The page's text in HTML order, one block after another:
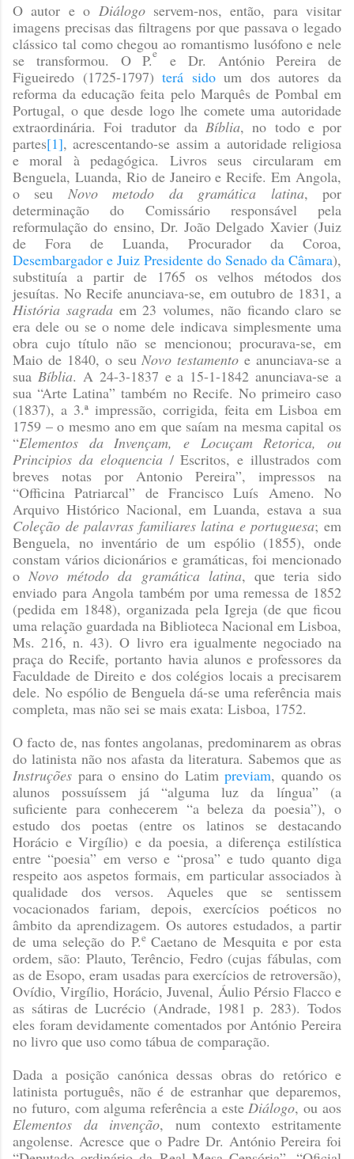
O autor e o Diálogoservem-nos, então, para visitar
imagens precisas das filtragens por que passava o legado
clássico tal como chegou ao romantismo lusófono e nele
se transformou. O P.e
e Dr. António Pereira de
Figueiredo (1725-1797)terá sidoum dos autores da
reforma da educação feita pelo Marquês de Pombal em
Portugal, o que desde logo lhe comete uma autoridade
extraordinária. Foi tradutor da Bíblia, no todo e por
partes[1], acrescentando-se assim a autoridade religiosa
e moral à pedagógica. Livros seus circularam em
Benguela, Luanda, Rio de Janeiro e Recife. Em Angola,
o seu Novo metodo da gramática latina, por
determinação do Comissário responsável pela
reformulação do ensino, Dr. João Delgado Xavier (Juiz
de Fora de Luanda, Procurador da Coroa,
Desembargador e Juiz Presidente do Senado da Câmara),
substituía a partir de 1765 os velhos métodos dos
jesuítas. No Recife anunciava-se, em outubro de 1831, a
História sagrada em 23 volumes, não ficando claro se
era dele ou se o nome dele indicava simplesmente uma
obra cujo título não se mencionou; procurava-se, em
Maio de 1840, o seuNovo testamento e anunciava-se a
sua Bíblia. A 24-3-1837 e a 15-1-1842 anunciava-se a
sua “Arte Latina” também no Recife. No primeiro caso
(1837), a 3.ª impressão, corrigida, feita em Lisboa em
1759 – o mesmo ano em que saíam na mesma capital os
“Elementos da Invençam, e Locuçam Retorica, ou
Principios da eloquencia/ Escritos, e illustrados com
breves notas por Antonio Pereira”, impressos na
“Officina Patriarcal” de Francisco Luís Ameno. No
Arquivo Histórico Nacional, em Luanda, estava a sua
Coleção de palavras familiares latina e portuguesa; em
Benguela, no inventário de um espólio (1855), onde
constam vários dicionários e gramáticas, foi mencionado
oNovo método da gramática latina, que teria sido
enviado para Angola também por uma remessa de 1852
(pedida em 1848), organizada pela Igreja (de que ficou
uma relação guardada na Biblioteca Nacional em Lisboa,
Ms. 216, n. 43). O livro era igualmente negociado na
praça do Recife, portanto havia alunos e professores da
Faculdade de Direito e dos colégios locais a precisarem
dele. No espólio de Benguela dá-se uma referência mais
completa, mas não sei se mais exata: Lisboa, 1752.
O facto de, nas fontes angolanas, predominarem as obras
do latinista não nos afasta da literatura. Sabemos que as
Instruções para o ensino do Latim previam, quando os
alunos possuíssem já “alguma luz da língua” (a
suficiente para conhecerem “a beleza da poesia”), o
estudo dos poetas (entre os latinos se destacando
Horácio e Virgílio) e da poesia, a diferença estilística
entre “poesia” em verso e “prosa” e tudo quanto diga
respeito aos aspetos formais, em particular associados à
qualidade dos versos. Aqueles que se sentissem
vocacionados fariam, depois, exercícios poéticos no
âmbito da aprendizagem. Os autores estudados, a partir
de uma seleção do P.e Caetano de Mesquita e por esta
ordem, são: Plauto, Terêncio, Fedro (cujas fábulas, com
as de Esopo, eram usadas para exercícios de retroversão),
Ovídio, Virgílio, Horácio, Juvenal, Áulio Pérsio Flacco e
as sátiras de Lucrécio (Andrade, 1981 p. 283). Todos
eles foram devidamente comentados por António Pereira
no livro que uso como tábua de comparação.
Dada a posição canónica dessas obras do retórico e
latinista português, não é de estranhar que deparemos,
no futuro, com alguma referência a esteDiálogo, ou aos
Elementos da invenção, num contexto estritamente
angolense. Acresce que o Padre Dr. António Pereira foi